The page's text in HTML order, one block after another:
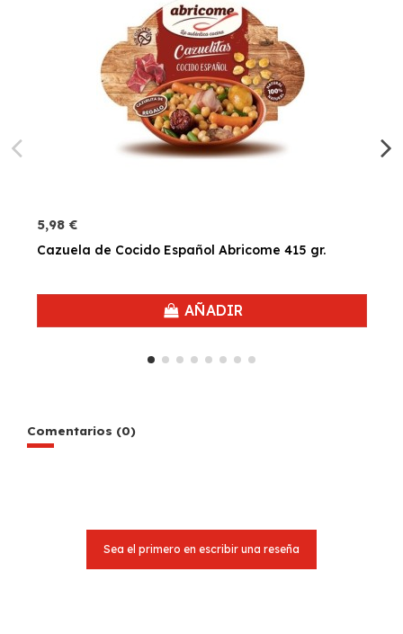
5,98 €
Cazuela de Cocido Español Abricome 415 gr.
AÑADIR
Comentarios (0)
Sea el primero en escribir una reseña